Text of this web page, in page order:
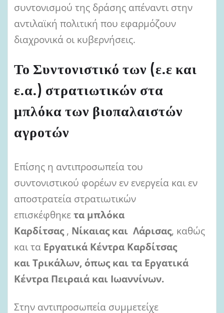
συντονισμού της δράσης απέναντι στην
αντιλαϊκή πολιτική που εφαρμόζουν
διαχρονικά οι κυβερνήσεις.
Το Συντονιστικό των (ε.ε και
ε.α.) στρατιωτικών στα
μπλόκα των βιοπαλαιστών
αγροτών
Επίσης η αντιπροσωπεία του
συντονιστικού φορέων εν ενεργεία και εν
αποστρατεία στρατιωτικών
επισκέφθηκετα μπλόκα
Καρδίτσας , Νίκαιας και Λάρισας, καθώς
και τα Εργατικά Κέντρα Καρδίτσας
καιΤρικάλων, όπως και τα Εργατικά
Κέντρα Πειραιά και Ιωαννίνων.
Στην αντιπροσωπεία συμμετείχε